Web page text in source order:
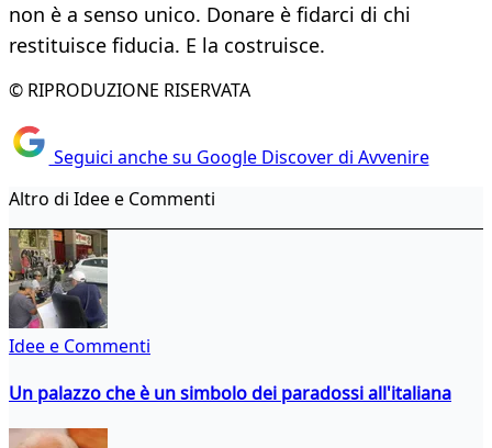
non è a senso unico. Donare è fidarci di chi
restituisce fiducia. E la costruisce.
© RIPRODUZIONE RISERVATA
Seguici anche su Google Discover di Avvenire
Altro di Idee e Commenti
Idee e Commenti
Un palazzo che è un simbolo dei paradossi all'italiana